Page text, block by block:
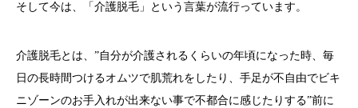
そして今は、「介護脱毛」という言葉が流行っています。
介護脱毛とは、”自分が介護されるくらいの年頃になった時、毎
日の長時間つけるオムツで肌荒れをしたり、手足が不自由でビキ
ニゾーンのお手入れが出来ない事で不都合に感じたりする”前に